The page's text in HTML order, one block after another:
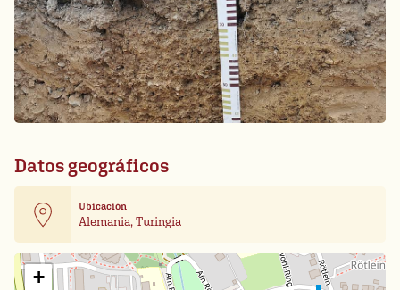
Datos geográficos
Ubicación
Alemania, Turingia
+